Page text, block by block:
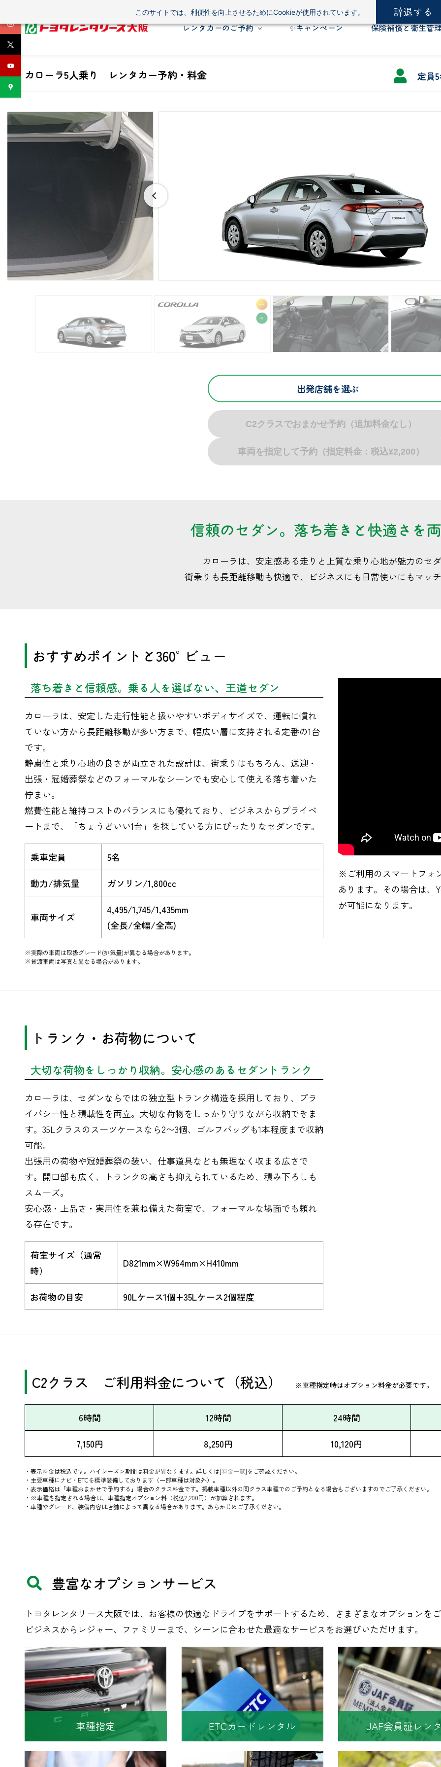
このサイトでは、利便性を向上させるためにCookieが使用されています。 辞退する
to
main
content
レンタカーのご予約 ✨キャンペーン 保険補償と衛生管
カローラ5人乗り レンタカー予約・料金 定員
C2クラスでおまかせ予約（追加料金なし）
車両を指定して予約（指定料金：税込¥2,200）
信頼のセダン。落ち着きと快適さを両
カローラは、安定感ある走りと上質な乗り心地が魅力のセダ
街乗りも長距離移動も快適で、ビジネスにも日常使いにもマッチ
おすすめポイントと360°ビュー
落ち着きと信頼感。乗る人を選ばない、王道セダン
カローラは、安定した走行性能と扱いやすいボディサイズで、運転に慣れ
ていない方から長距離移動が多い方まで、幅広い層に支持される定番の1台
です。
静粛性と乗り心地の良さが両立された設計は、街乗りはもちろん、送迎・
出張・冠婚葬祭などのフォーマルなシーンでも安心して使える落ち着いた
佇まい。
燃費性能と維持コストのバランスにも優れており、ビジネスからプライベ
ートまで、「ちょうどいい1台」を探している方にぴったりなセダンです。
乗車定員 5名
動力/排気量 ガソリン/1,800cc
車両サイズ
4,495/1,745/1,435mm
(全長/全幅/全高)
※実際の車両は取扱グレード(排気量)が異なる場合があります。
※貸渡車両は写真と異なる場合があります。
※ご利用のスマートフォ
あります。その場合は、
が可能になります。
トランク・お荷物について
大切な荷物をしっかり収納。安心感のあるセダントランク
カローラは、セダンならではの独立型トランク構造を採用しており、プラ
イバシー性と積載性を両立。大切な荷物をしっかり守りながら収納できま
す。35Lクラスのスーツケースなら2〜3個、ゴルフバッグも1本程度まで収納
可能。
出張用の荷物や冠婚葬祭の装い、仕事道具なども無理なく収まる広さで
す。開口部も広く、トランクの高さも抑えられているため、積み下ろしも
スムーズ。
安心感・上品さ・実用性を兼ね備えた荷室で、フォーマルな場面でも頼れ
る存在です。
荷室サイズ（通常
時）
D821mm×W964mm×H410mm
お荷物の目安 90Lケース1個+35Lケース2個程度
​C2クラス ご利用料金について（税込） ※車種指定時はオプション料金が必要です。
6時間 12時間 24時間
7,150円 8,250円 10,120円
・表示料金は税込です。ハイシーズン期間は料金が異なります。詳しくは[料金一覧]をご確認ください。
・主要車種にナビ・ETCを標準装備しております（一部車種は対象外）。
・表示価格は「車種おまかせで予約する」場合のクラス料金です。 掲載車種以外の同クラス車種でのご予約となる場合もございますのでご了承ください。
・※車種を指定される場合は、車種指定オプション料（税込2,200円）が加算されます。
・車種やグレード、装備内容は店舗によって異なる場合があります。あらかじめご了承ください。
豊富な​オプションサービス
トヨタレンタリース大阪では、お客様の快適なドライブをサポートするため、さまざまなオプションをご
ビジネスからレジャー、ファミリーまで、シーンに合わせた最適なサービスをお選びいただけます。
車種指定 ETCカードレンタル JAF会員証レン